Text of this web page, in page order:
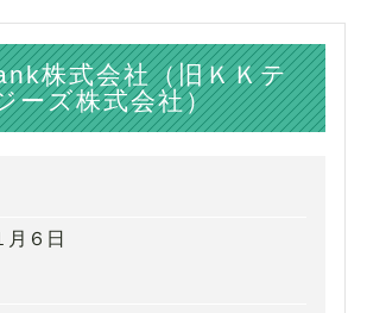
株式会社（旧ＫＫテ
ーズ株式会社）
月６日